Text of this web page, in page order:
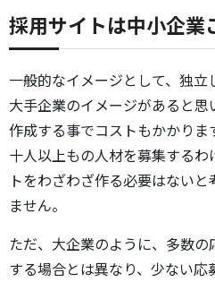
採用サイトは中小企業
一般的なイメージとして、独
大手企業のイメージがあると思
作成する事でコストもかかり
十人以上もの人材を募集する
トをわざわざ作る必要はない
ません。
ただ、大企業のように、多数
する場合とは異なり、少ない